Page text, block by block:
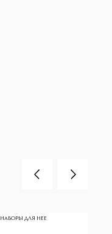
НАБОРЫ ДЛЯ НЕЕ